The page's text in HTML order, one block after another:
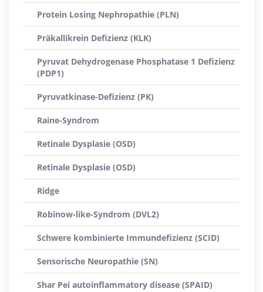
Protein Losing Nephropathie (PLN)
Präkallikrein Defizienz (KLK)
Pyruvat Dehydrogenase Phosphatase 1 Defizienz
(PDP1)
Pyruvatkinase-Defizienz (PK)
Raine-Syndrom
Retinale Dysplasie (OSD)
Retinale Dysplasie (OSD)
Ridge
Robinow-like-Syndrom (DVL2)
Schwere kombinierte Immundefizienz (SCID)
Sensorische Neuropathie (SN)
Shar Pei autoinflammatory disease (SPAID)